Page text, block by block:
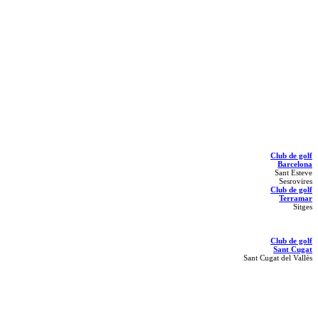
Club de golf
Barcelona
Sant Esteve
Sesrovires
Club de golf
Terramar
Sitges
Club de golf
Sant Cugat
Sant Cugat del Vallès